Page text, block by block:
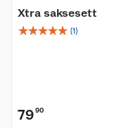
Xtra saksesett
☆☆☆☆☆ (1)
7990